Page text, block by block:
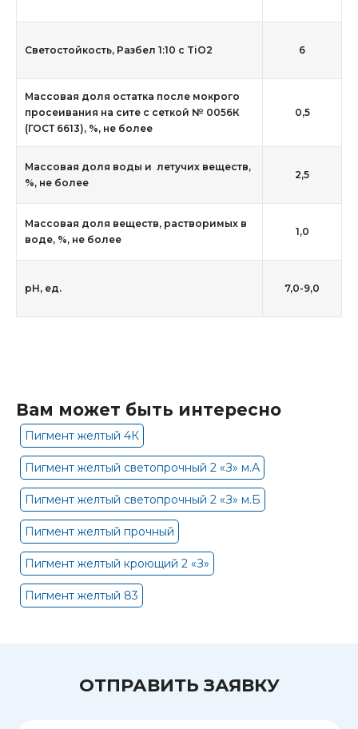
Светостойкость, Разбел 1:10 с TiO2 6
Массовая доля остатка после мокрого
просеивания на сите с сеткой № 0056К
(ГОСТ 6613), %, не более
0,5
Массовая доля воды и летучих веществ,
%, не более
2,5
Массовая доля веществ, растворимых в
воде, %, не более
1,0
рН, ед. 7,0-9,0
Вам может быть интересно
Пигмент желтый 4К
Пигмент желтый светопрочный 2 «З» м.А
Пигмент желтый светопрочный 2 «З» м.Б
Пигмент желтый прочный
Пигмент желтый кроющий 2 «З»
Пигмент желтый 83
ОТПРАВИТЬ ЗАЯВКУ